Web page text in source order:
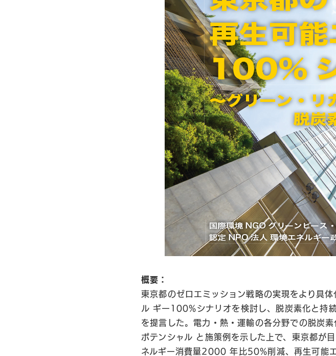
概要：
東京都のゼロエミッション戦略の実現をより具
ル ギー100%シナリオを検討し、脱炭素化と持
を提言した。電力・熱・運輸の各分野での脱炭
ポテンシャル と施策例を示した上で、東京都
ネルギー消費量2000 年比50%削減、再生可能